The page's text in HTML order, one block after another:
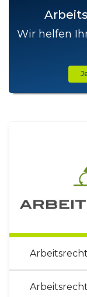
Wir helfen